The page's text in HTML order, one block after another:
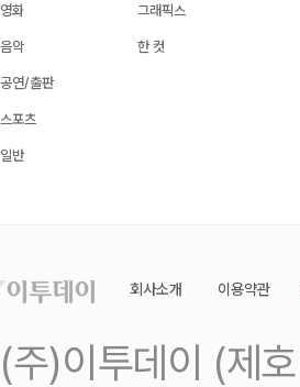
영화
음악
공연/출판
스포츠
일반
그래픽스
한 컷
회사소개 이용약관
(주)이투데이 (제